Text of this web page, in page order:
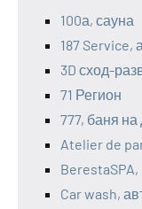
100а, сауна
187 Service,
3D сход-
71 Регион
777, баня
Atelier de
Car wash,